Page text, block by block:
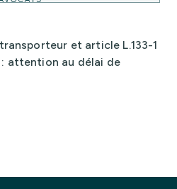
et article L.133-1
attention au délai de